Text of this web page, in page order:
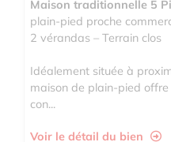
Maison traditionnelle 5
plain-pied proche
2 vérandas – Terrain clos
Idéalement située à
maison de plain-pied
con...
Voir le détail du bien